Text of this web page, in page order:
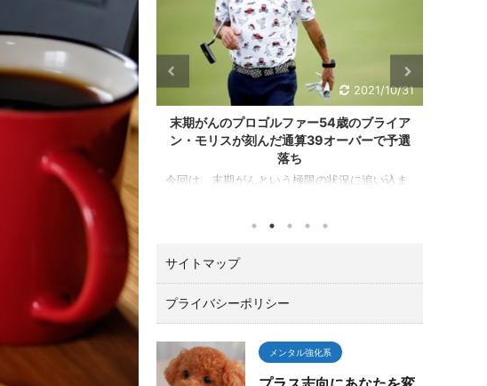
2021/10/31
ァー54歳のブライア
算39オーバーで予選
極限の状況に追い込ま
志向で行動すること、
との大切さを教えてく
です。 GDOニュース
ュースが掲載されて
紹介いたします。 ゴ
ツアー（バミューダ
）でスポンサー推薦枠
イアン・モリスが初日８
でダントツ最下位で予
コアを見れば当然の結
2021/10/24
松山英樹がZOZOチャンピオンシップで優
勝！！最後は、イーグルで締めた！
目次 ZOZOチャンピオンシップは、松山選手が
優勝！ マスターズチャンピオンの松山英樹がア
シップ（10／21～24）でトータル１５アンダー
０万円。日本ツアーと較べてひとケタ違いま
す。 最後の１８番ロングホールでは、２オンで
ワンパットのイーグルで締める圧巻の終わり方
でガッツポーズ。 いやあカッコよすぎて「やっ
した。 今回は、肝心なとこ ...
サイトマップ
プライバシーポリシー
メンタル強化系